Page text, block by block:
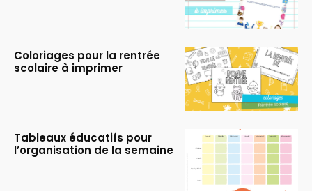
Coloriages pour la rentrée
scolaire à imprimer
Tableaux éducatifs pour
l’organisation de la semaine